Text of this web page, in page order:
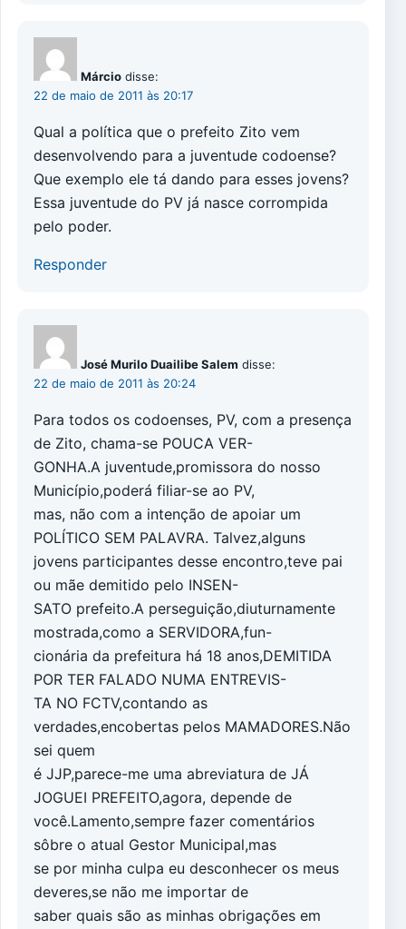
Márcio disse:
22 de maio de 2011 às 20:17
Qual a política que o prefeito Zito vem
desenvolvendo para a juventude codoense?
Que exemplo ele tá dando para esses jovens?
Essa juventude do PV já nasce corrompida
pelo poder.
Responder
José Murilo Duailibe Salem disse:
22 de maio de 2011 às 20:24
Para todos os codoenses, PV, com a presença
de Zito, chama-se POUCA VER-
GONHA.A juventude,promissora do nosso
Município,poderá filiar-se ao PV,
mas, não com a intenção de apoiar um
POLÍTICO SEM PALAVRA. Talvez,alguns
jovens participantes desse encontro,teve pai
ou mãe demitido pelo INSEN-
SATO prefeito.A perseguição,diuturnamente
mostrada,como a SERVIDORA,fun-
cionária da prefeitura há 18 anos,DEMITIDA
POR TER FALADO NUMA ENTREVIS-
TA NO FCTV,contando as
verdades,encobertas pelos MAMADORES.Não
sei quem
é JJP,parece-me uma abreviatura de JÁ
JOGUEI PREFEITO,agora, depende de
você.Lamento,sempre fazer comentários
sôbre o atual Gestor Municipal,mas
se por minha culpa eu desconhecer os meus
deveres,se não me importar de
saber quais são as minhas obrigações em